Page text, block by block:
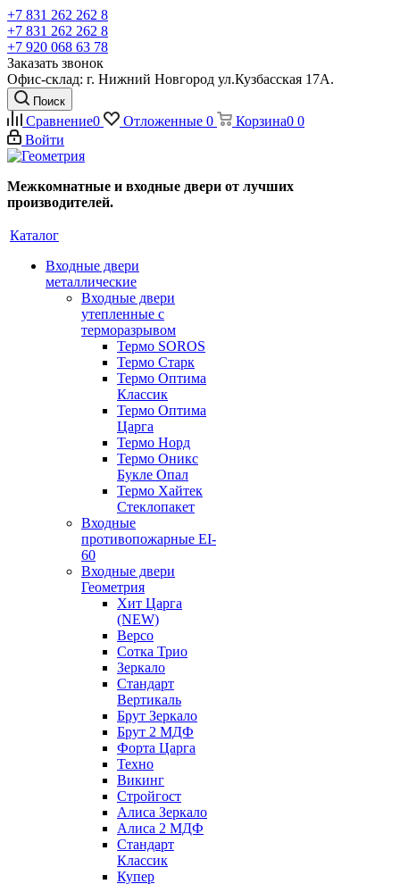
+7 831 262 262 8
+7 831 262 262 8
+7 920 068 63 78
Заказать звонок
Офис-склад: г. Нижний Новгород ул.Кузбасская 17А.
Поиск
Сравнение0 Отложенные 0 Корзина0 0
Войти
Межкомнатные и входные двери от лучших
производителей.
Каталог
Входные двери
металлические
Входные двери
утепленные с
терморазрывом
Термо SOROS
Термо Старк
Термо Оптима
Классик
Термо Оптима
Царга
Термо Норд
Термо Оникс
Букле Опал
Термо Хайтек
Стеклопакет
Входные
противопожарные EI-
60
Входные двери
Геометрия
Хит Царга
(NEW)
Версо
Сотка Трио
Зеркало
Стандарт
Вертикаль
Брут Зеркало
Брут 2 МДФ
Форта Царга
Техно
Викинг
Стройгост
Алиса Зеркало
Алиса 2 МДФ
Стандарт
Классик
Купер